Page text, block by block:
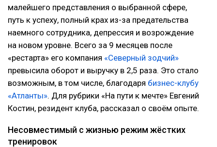
малейшего представления о выбранной сфере,
путь к успеху, полный крах из-за предательства
наемного сотрудника, депрессия и возрождение
на новом уровне. Всего за 9 месяцев после
«рестарта» его компания «Северный зодчий»
превысила оборот и выручку в 2,5 раза. Это стало
возможным, в том числе, благодаря бизнес-клубу
«Атланты». Для рубрики «На пути к мечте» Евгений
Костин, резидент клуба, рассказал о своём опыте.
Несовместимый с жизнью режим жёстких
тренировок